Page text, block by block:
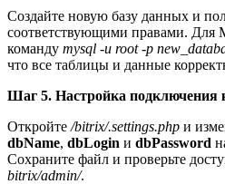
Создайте новую базу данных и
соответствующими правами. Для
команду mysql -u root -p
что все таблицы и данные
Шаг 5. Настройка подключения
Откройте /bitrix/.settings.php и
dbName, dbLogin и dbPassword
Сохраните файл и проверьте
bitrix/admin/.